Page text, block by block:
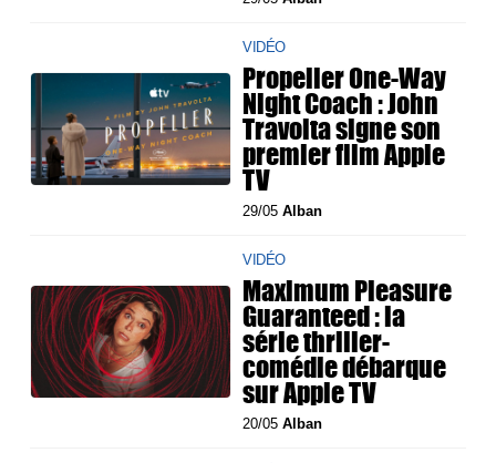
VIDÉO
Propeller One-Way
Night Coach : John
Travolta signe son
premier film Apple
TV
29/05Alban
VIDÉO
Maximum Pleasure
Guaranteed : la
série thriller-
comédie débarque
sur Apple TV
20/05Alban